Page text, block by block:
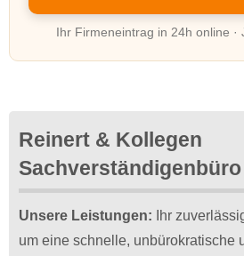
Ihr Firmeneintrag in 24h online
Reinert & Kollegen
Sachverständigenbüro
Unsere Leistungen: Ihr
um eine schnelle, unbürokratische